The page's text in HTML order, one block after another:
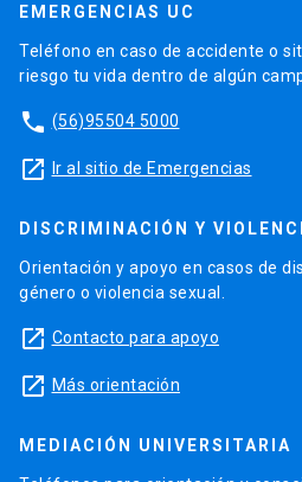
EMERGENCIAS UC
Teléfono en caso de accidente o
riesgo tu vida dentro de algún
phone (56)95504 5000
launch Ir al sitio de Emergencias
DISCRIMINACIÓN Y
Orientación y apoyo en casos de
género o violencia sexual.
launch Contacto para apoyo
launch Más orientación
MEDIACIÓN UNIVERSITARIA